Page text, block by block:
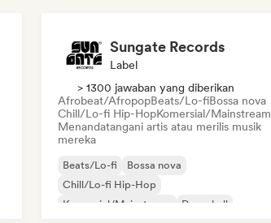
Sungate Records
Label
> 1300 jawaban yang diberikan
Afrobeat/AfropopBeats/Lo-fiBossa nova
Chill/Lo-fi Hip-HopKomersial/Mainstream
Menandatangani artis atau merilis musik
mereka
Beats/Lo-fi
Bossa nova
Chill/Lo-fi Hip-Hop
Komersial/Mainstream
Dancehall